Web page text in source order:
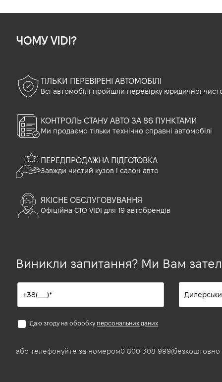
ЧОМУ VIDI?
ТІЛЬКИ ПЕРЕВІРЕНІ АВТОМОБІЛІ
Всі автомобілі пройшли перевірку юридичної
КОНТРОЛЬ СТАНУ АВТО ЗА 86 ПУНКТАМИ
Ми продаємо тільки технічно справні автомобілі
ПЕРЕДПРОДАЖНА ПІДГОТОВКА
Завжди чистий кузов і салон авто
ЯКІСНЕ ОБСЛУГОВУВАННЯ
Офіційна СТО VIDI для 19 автобрендів
Виникли запитання? Ми Вам
Даю згоду на обробку персональних даних
або телефонуйте за номером0 800 308 999(безкоштовно